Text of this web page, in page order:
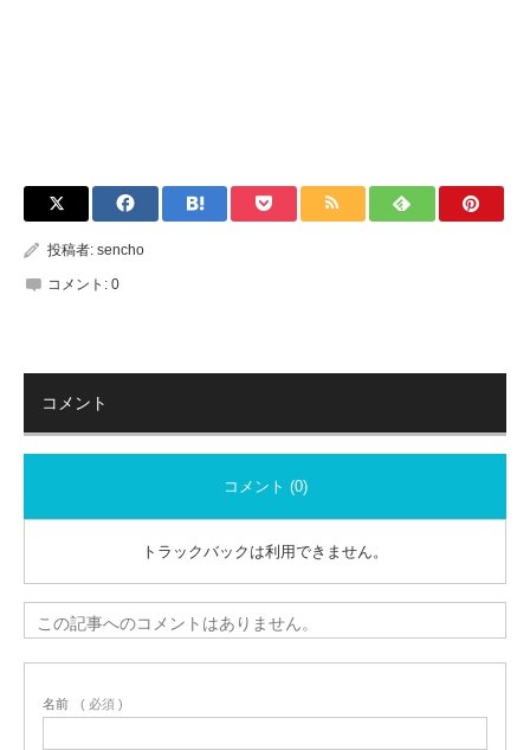
投稿者: sencho
コメント: 0
コメント
コメント (0)
トラックバックは利用できません。
この記事へのコメントはありません。
名前 ( 必須 )